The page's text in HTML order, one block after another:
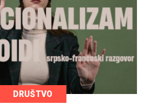
DRUŠTVO